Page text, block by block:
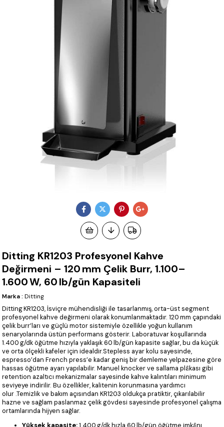
Ditting KR1203 Profesyonel Kahve
Değirmeni – 120 mm Çelik Burr, 1.100–
1.600 W, 60 lb/gün Kapasiteli
Marka : Ditting
Ditting KR1203, İsviçre mühendisliği ile tasarlanmış, orta-üst segment
profesyonel kahve değirmeni olarak konumlanmaktadır. 120 mm çapındaki
çelik burr’ları ve güçlü motor sistemiyle özellikle yoğun kullanım
senaryolarında üstün performans gösterir. Laboratuvar koşullarında
1.400 g/dk öğütme hızıyla yaklaşık 60 lb/gün kapasite sağlar, bu da küçük
ve orta ölçekli kafeler için idealdir.Stepless ayar kolu sayesinde,
espresso’dan French press’e kadar geniş bir demleme yelpazesine göre
hassas öğütme ayarı yapılabilir. Manuel knocker ve sallama plâkası gibi
retention azaltıcı mekanizmalar sayesinde kahve kalıntıları minimum
seviyeye indirilir. Bu özellikler, kalitenin korunmasına yardımcı
olur .Temizlik ve bakım açısından KR1203 oldukça pratiktir, çıkarılabilir
hazne ve sağlam paslanmaz çelik gövdesi sayesinde profesyonel çalışma
ortamlarında hijyen sağlar.